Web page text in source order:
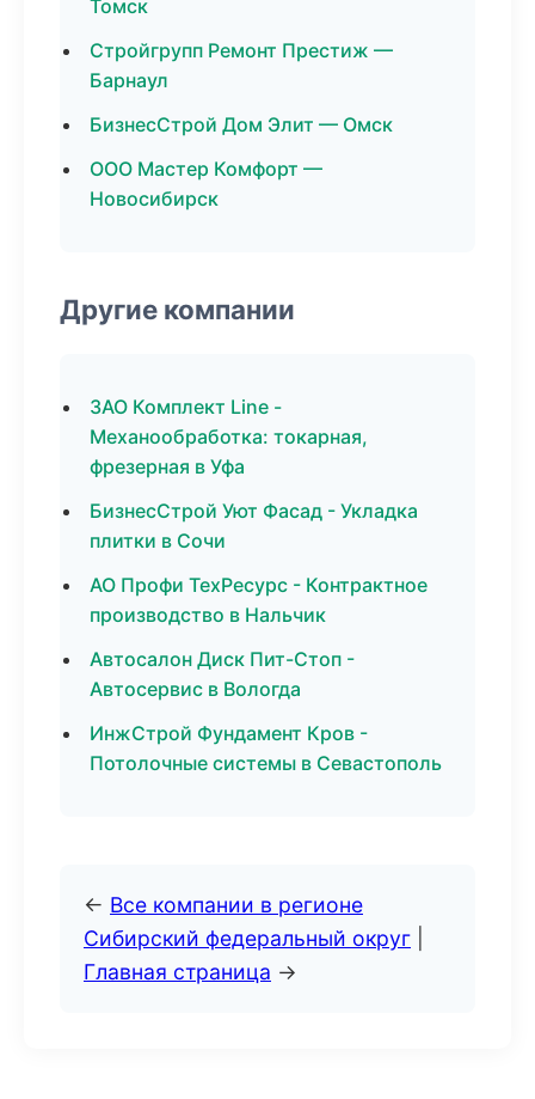
Томск
Стройгрупп Ремонт Престиж —
Барнаул
БизнесСтрой Дом Элит — Омск
ООО Мастер Комфорт —
Новосибирск
Другие компании
ЗАО Комплект Line -
Механообработка: токарная,
фрезерная в Уфа
БизнесСтрой Уют Фасад - Укладка
плитки в Сочи
АО Профи ТехРесурс - Контрактное
производство в Нальчик
Автосалон Диск Пит-Стоп -
Автосервис в Вологда
ИнжСтрой Фундамент Кров -
Потолочные системы в Севастополь
← Все компании в регионе
Сибирский федеральный округ
Главная страница →